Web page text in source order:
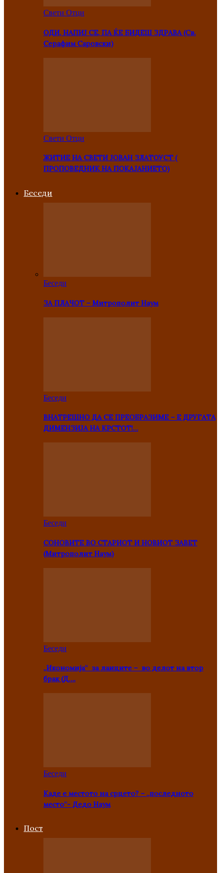
Свети Отци
ОДИ, НАПИЈ СЕ, ПА ЌЕ БИДЕШ ЗДРАВА (Св.
Серафим Саровски)
Свети Отци
ЖИТИЕ НА СВЕТИ ЈОВАН ЗЛАТОУСТ (
ПРОПОВЕДНИК НА ПОКАЈАНИЕТО)
Беседи
Беседи
ЗА ПЛАЧОТ – Митрополит Наум
Беседи
ВНАТРЕШНО ДА СЕ ПРЕОБРАЗИМЕ – Е ДРУГАТА
ДИМЕНЗИЈА НА КРСТОТ!…
Беседи
СОНОВИТЕ ВО СТАРИОТ И НОВИОТ ЗАВЕТ
(Митрополит Наум)
Беседи
„Икономија“ за лаиците – во делот на втор
брак (Д….
Беседи
Каде е местото на срцето? – „последното
место“- Дедо Наум
Пост